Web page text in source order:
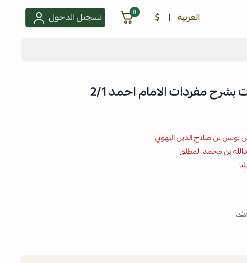
العربية |
$
0 تسجيل الدخول
بشرح مفردات الامام احمد 2/1
يونس بن صلاح الدين البهوتي
بن محمد المطلق
,